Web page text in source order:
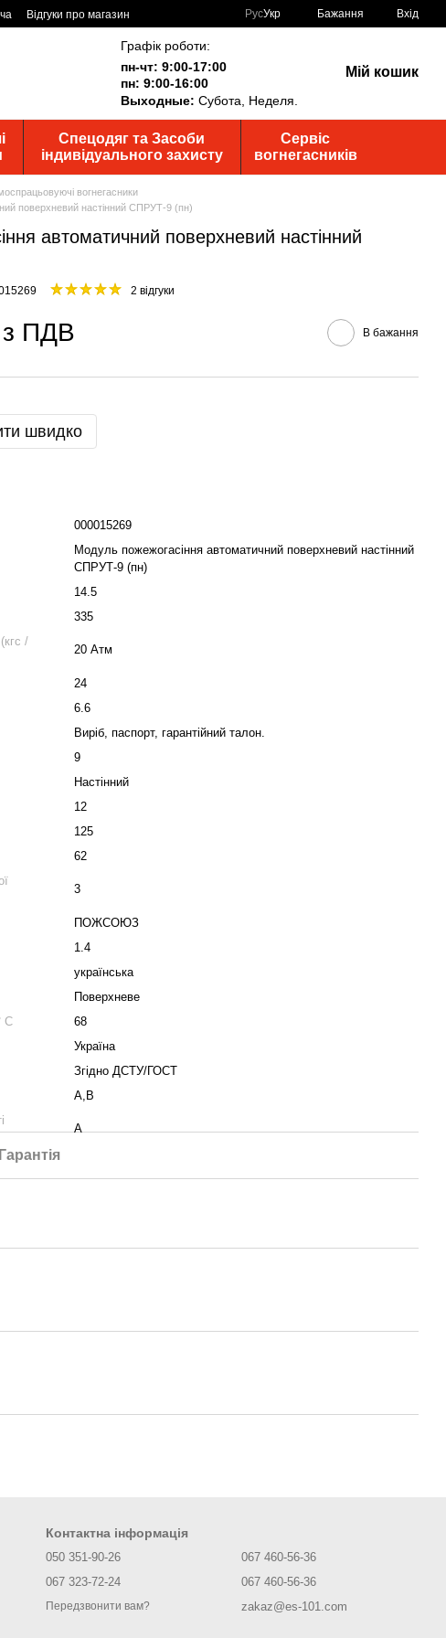
Відгуки про магазин
РусУкр Бажання Вхід
Графік роботи:
пн-чт: 9:00-17:00
пн: 9:00-16:00
Выходные: Субота, Неделя.
Мій кошик
Спецодяг та Засоби
індивідуального захисту
Сервіс
вогнегасників
вогнегасники
поверхневий настінний СПРУТ-9 (пн)
автоматичний поверхневий настінний
2 відгуки
з ПДВ В бажання
швидко
000015269
Модуль пожежогасіння автоматичний поверхневий настінний
СПРУТ-9 (пн)
14.5
335
/
20 Атм
24
6.6
Виріб, паспорт, гарантійний талон.
9
Настінний
12
125
62
3
ПОЖСОЮЗ
1.4
українська
Поверхневе
C
68
Україна
Згідно ДСТУ/ГОСТ
А,В
А
Гарантія
Контактна інформація
050 351-90-26
067 323-72-24
Передзвонити вам?
067 460-56-36
067 460-56-36
zakaz@es-101.com